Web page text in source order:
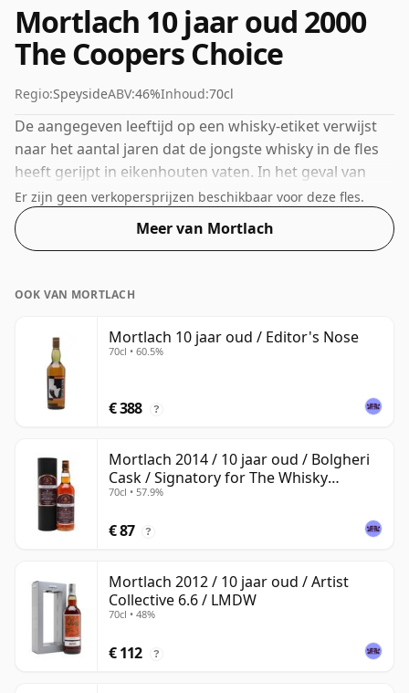
Mortlach 10 jaar oud 2000
The Coopers Choice
Regio:SpeysideABV:46%Inhoud:70cl
De aangegeven leeftijd op een whisky-etiket verwijst
naar het aantal jaren dat de jongste whisky in de fles
heeft gerijpt in eikenhouten vaten. In het geval van
deze Schotse Whisky uit Mortlach is dat 10 jaar. 46%
wordt door velen beschouwd als een goed ABV voor
het ervaren van het 'mondgevoel' en de volle smaak
Er zijn geen verkopersprijzen beschikbaar voor deze fles.
Meer van Mortlach
OOK VAN MORTLACH
Mortlach 10 jaar oud / Editor's Nose
70cl • 60.5%
€ 388 ?
Mortlach 2014 / 10 jaar oud / Bolgheri
Cask / Signatory for The Whisky
Exchange
70cl • 57.9%
€ 87 ?
Mortlach 2012 / 10 jaar oud / Artist
Collective 6.6 / LMDW
70cl • 48%
€ 112 ?